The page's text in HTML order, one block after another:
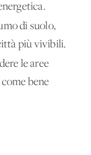
di suolo,
più vivibili.
le aree
bene